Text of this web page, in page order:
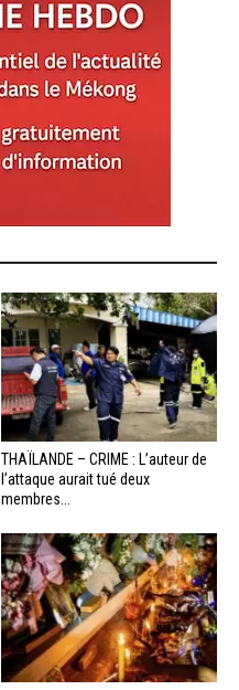
THAÏLANDE – CRIME : L’auteur de
l’attaque aurait tué deux
membres...